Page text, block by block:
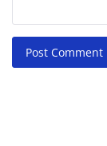
Post Comment